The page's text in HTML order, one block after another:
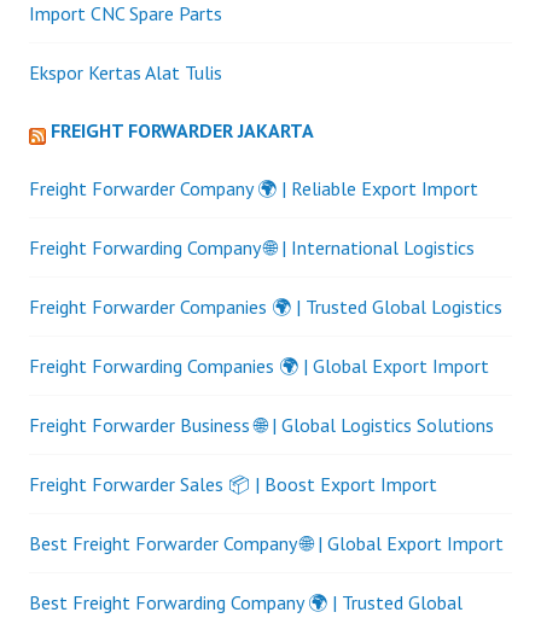
Import CNC Spare Parts
Ekspor Kertas Alat Tulis
FREIGHT FORWARDER JAKARTA
Freight Forwarder Company 🌍 | Reliable Export Import
Freight Forwarding Company 🌐 | International Logistics
Freight Forwarder Companies 🌍 | Trusted Global Logistics
Freight Forwarding Companies 🌍 | Global Export Import
Freight Forwarder Business 🌐 | Global Logistics Solutions
Freight Forwarder Sales 📦 | Boost Export Import
Best Freight Forwarder Company 🌐 | Global Export Import
Best Freight Forwarding Company 🌍 | Trusted Global